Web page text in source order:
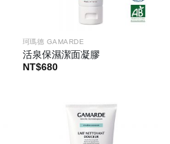
珂瑪德 GAMARDE
活泉保濕潔面凝膠
NT$680